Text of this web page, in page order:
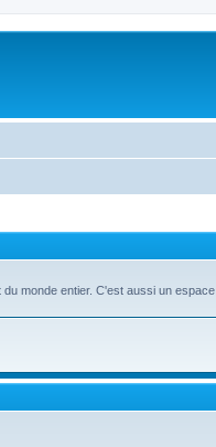
monde entier. C'est aussi un espace